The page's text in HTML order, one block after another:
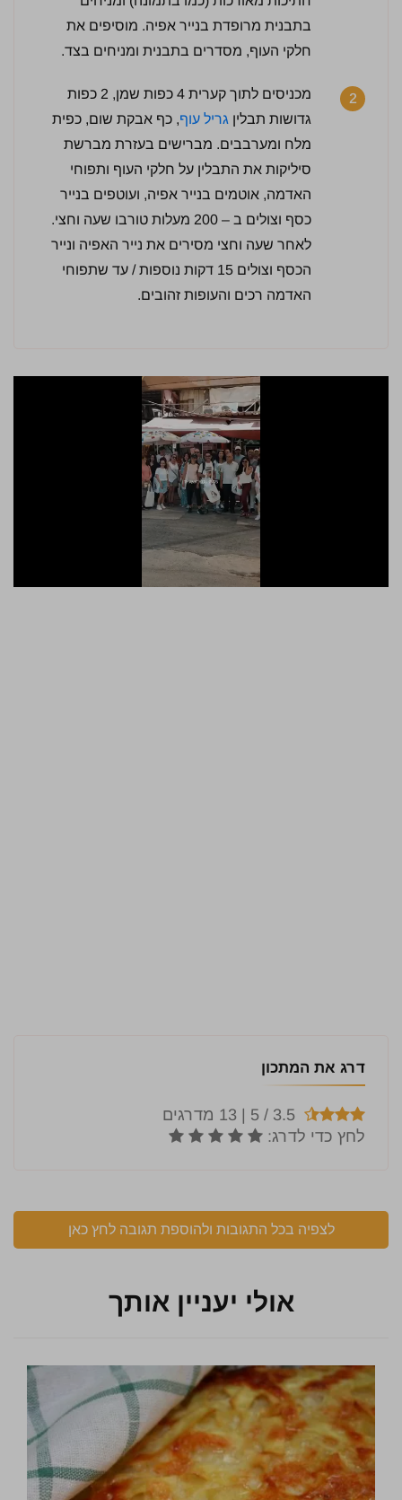
בתבנית מרופדת בנייר אפיה. מוסיפים את
חלקי העוף, מסדרים בתבנית ומניחים בצד.
2
מכניסים לתוך קערית 4 כפות שמן, 2 כפות
גדושות תבלין גריל עוף, כף אבקת שום, כפית
מלח ומערבבים. מברישים בעזרת מברשת
סיליקות את התבלין על חלקי העוף ותפוחי
האדמה, אוטמים בנייר אפיה, ועוטפים בנייר
כסף וצולים ב – 200 מעלות טורבו שעה וחצי.
לאחר שעה וחצי מסירים את נייר האפיה ונייר
הכסף וצולים 15 דקות נוספות / עד שתפוחי
האדמה רכים והעופות זהובים.
דרג את המתכון
3.5 / 5 | 13 מדרגים
לצפיה בכל התגובות ולהוספת תגובה לחץ כאן
אולי יעניין אותך